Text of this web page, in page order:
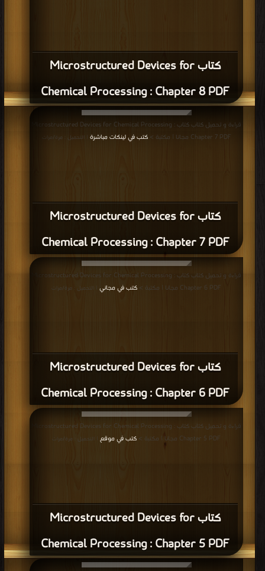
كتاب Microstructured Devices for
Chemical Processing : Chapter 8 PDF
كتاب Microstructured Devices for
Chemical Processing : Chapter 7 PDF
قراءة و تحميل كتاب كتاب Microstructured Devices for Chemical Processing :
Chapter 7 PDF مجانا | مكتبة >
كتب في لينكات مباشرة | التحميل : مرة/مرات
كتاب Microstructured Devices for
Chemical Processing : Chapter 6 PDF
قراءة و تحميل كتاب كتاب Microstructured Devices for Chemical Processing :
Chapter 6 PDF مجانا | مكتبة >
كتب في مجاني | التحميل : مرة/مرات
كتاب Microstructured Devices for
Chemical Processing : Chapter 5 PDF
قراءة و تحميل كتاب كتاب Microstructured Devices for Chemical Processing :
Chapter 5 PDF مجانا | مكتبة >
كتب في موقع | التحميل : مرة/مرات